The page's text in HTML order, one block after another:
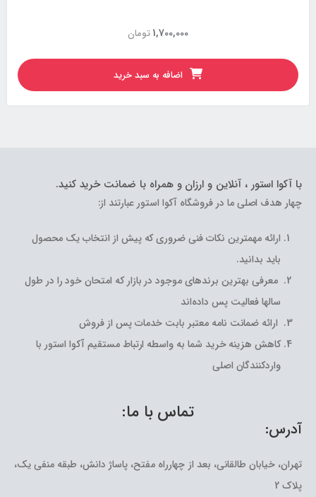
تومان1,700,000
اضافه به سبد خرید
با آکوا استور ، آنلاین و ارزان و همراه با ضمانت خرید کنید.
چهار هدف اصلی ما در فروشگاه آکوا استور عبارتند از:
ارائه مهمترین نکات فنی ضروری که پیش از انتخاب یک محصول
باید بدانید.
معرفی بهترین برندهای موجود در بازار که امتحان خود را در طول
سالها فعالیت پس داده‌اند
ارائه ضمانت نامه معتبر بابت خدمات پس از فروش
کاهش هزینه خرید شما به واسطه ارتباط مستقیم آکوا استور با
واردکنندگان اصلی
تماس با ما:
آدرس:
تهران، خیابان طالقانی، بعد از چهارراه مفتح، پاساژ دانش، طبقه منفی یک،
پلاک 2